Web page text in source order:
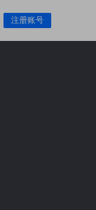
注册账号